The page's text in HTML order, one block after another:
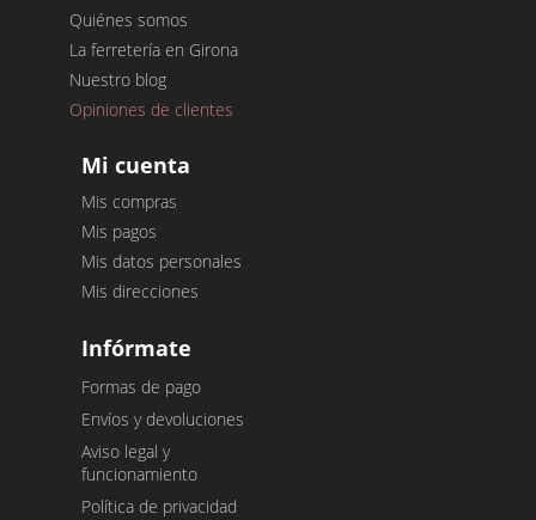
Quiénes somos
La ferretería en Girona
Nuestro blog
Opiniones de clientes
Mi cuenta
Mis compras
Mis pagos
Mis datos personales
Mis direcciones
Infórmate
Formas de pago
Envíos y devoluciones
Aviso legal y
funcionamiento
Política de privacidad